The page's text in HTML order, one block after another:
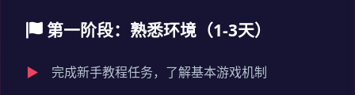
第一阶段：熟悉环境（1-3天）
完成新手教程任务，了解基本游戏机制